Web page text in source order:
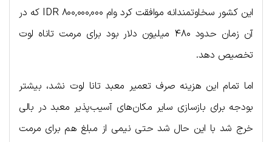
این کشور سخاوتمندانه موافقت کرد وام ۸۰۰,۰۰۰,۰۰۰ IDR که در
آن زمان حدود ۴۸۰ میلیون دلار بود برای مرمت تاناه لوت
تخصیص دهد.
اما تمام این هزینه صرف تعمیر معبد تانا لوت نشد، بیشتر
بودجه برای بازسازی سایر مکان‌های آسیب‌پذیر معبد در بالی
خرج شد با این حال شد حتی نیمی از مبلغ هم برای مرمت